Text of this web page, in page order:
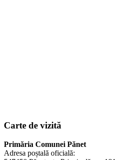
Carte de vizită
Primăria Comunei Pănet
Adresa poștală oficială: